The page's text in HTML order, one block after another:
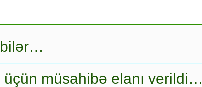
müsahibə elanı verildi…